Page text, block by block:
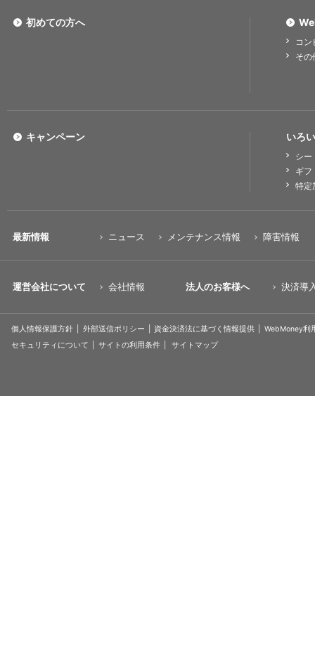
初めての方へ
コ
その
いろ
シー
ギフ
特定
キャンペーン
最新情報 ニュース メンテナンス情報 障害情報
運営会社について 会社情報 法人のお客様へ 決済導
個人情報保護方針 外部送信ポリシー 資金決済法に基づく情報提供
WebMoney利
セキュリティについて
サイトの利用条件 サイトマップ